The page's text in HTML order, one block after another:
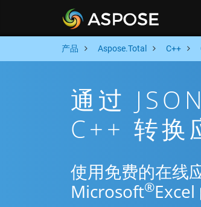
产品 Aspose.Total C++
通过
C++ 转换
使用免费的在线
Microsoft®Excel